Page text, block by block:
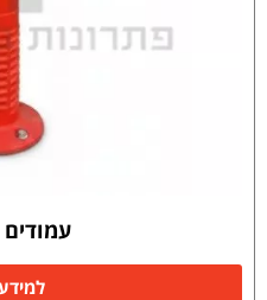
עמודים גמישים
למידע נוסף